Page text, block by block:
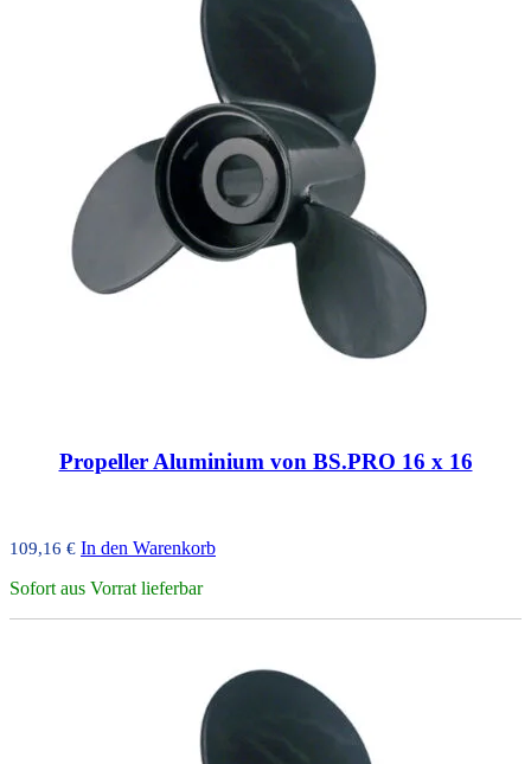
Propeller Aluminium von BS.PRO 16 x 16
109,16 € In den Warenkorb
Sofort aus Vorrat lieferbar